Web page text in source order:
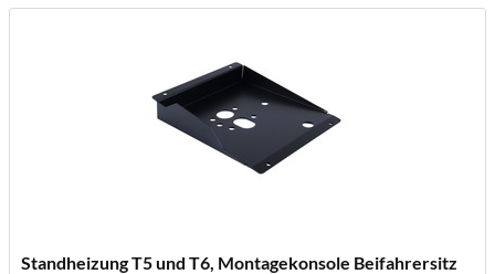
Standheizung T5 und T6, Montagekonsole Beifahrersitz